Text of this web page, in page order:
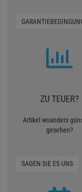
ZU TEUER?
Artikel woanders
gesehen?
SAGEN SIE ES UNS